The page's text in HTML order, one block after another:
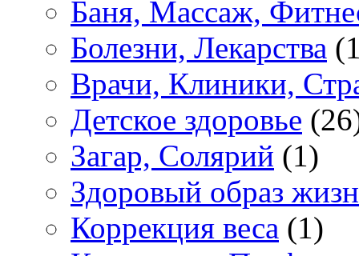
Баня, Массаж,
Болезни, Лекарства
Врачи, Клиники,
Детское здоровье
Загар, Солярий (1)
Здоровый образ
Коррекция веса (1)